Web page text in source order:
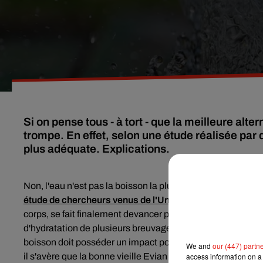
Si on pense tous - à tort - que la meilleure
trompe. En effet, selon une étude réalisée
plus adéquate. Explications.
Non, l'eau n'est pas la boisson la plus hydratante. Non, il
étude de chercheurs venus de l'Université Saint Andrews
corps, se fait finalement devancer par une autre boisson
d'hydratation de plusieurs breuvages différents, les
boisson doit posséder un impact positif sur le long
il s'avère que la bonne vieille Evian soit typiquement
We and our (447)
access information on